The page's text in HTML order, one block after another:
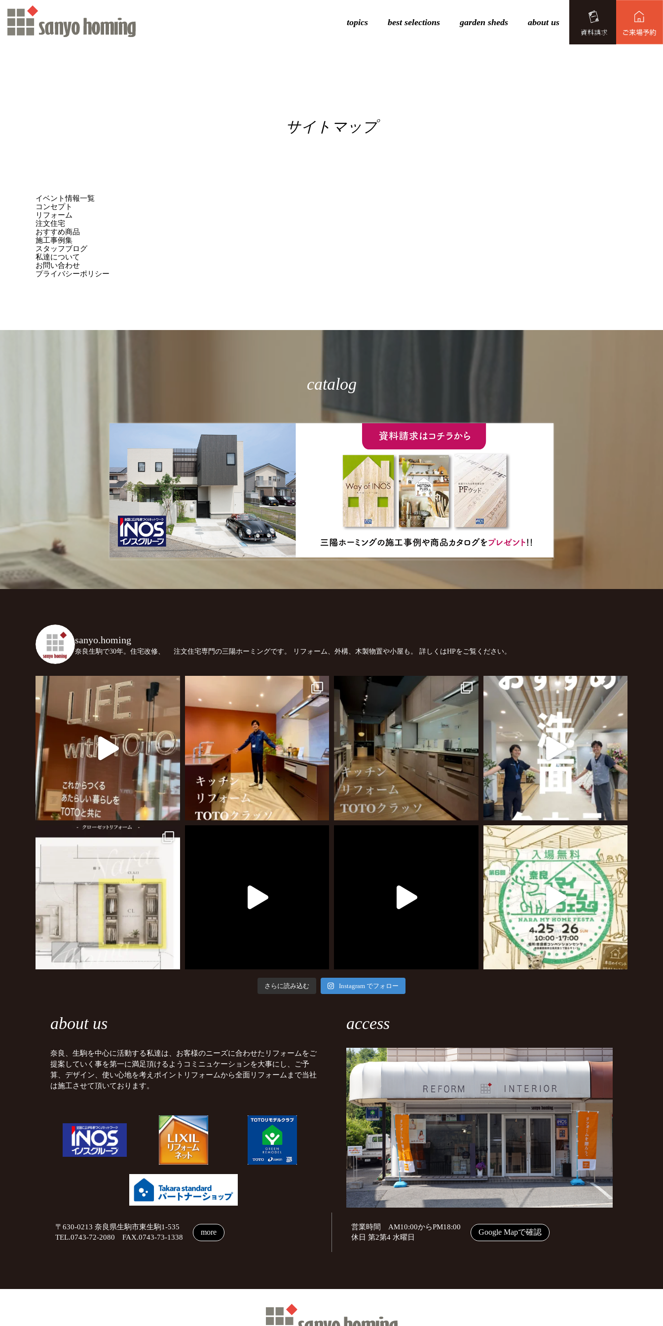
topics best selections garden sheds about us
サイトマップ
イベント情報一覧
コンセプト
リフォーム
注文住宅
おすすめ商品
施工事例集
スタッフブログ
私達について
お問い合わせ
プライバシーポリシー
catalog
sanyo.homing
奈良生駒で30年。住宅改修、 注文住宅専門の三陽ホーミングです。 リフォーム、外構、木製物置や小屋も。 詳しくはHPをご覧ください。
さらに読み込む Instagram でフォロー
about us
奈良、生駒を中心に活動する私達は、お客様のニーズに合わせたリフォームをご
提案していく事を第一に満足頂けるようコミニュケーションを大事にし、ご予
算、デザイン、使い心地を考えポイントリフォームから全面リフォームまで当社
は施工させて頂いております。
〒630-0213 奈良県生駒市東生駒1-535
TEL.0743-72-2080 FAX.0743-73-1338
more
access
営業時間 AM10:00からPM18:00
休日 第2第4 水曜日
Google Mapで確認